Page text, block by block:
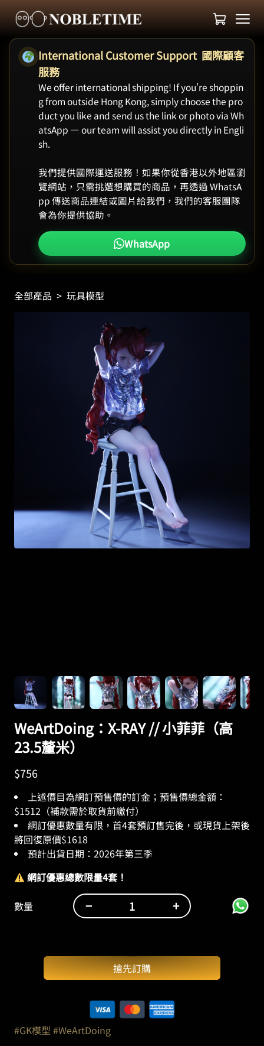
International Customer Support 國際顧客
服務
We offer international shipping! If you're shoppin
g from outside Hong Kong, simply choose the pro
duct you like and send us the link or photo via Wh
atsApp — our team will assist you directly in Engli
sh.
我們提供國際運送服務！如果你從香港以外地區瀏
覽網站，只需挑選想購買的商品，再透過 WhatsA
pp 傳送商品連結或圖片給我們，我們的客服團隊
會為你提供協助。
WhatsApp
全部產品 > 玩具模型
WeArtDoing：X-RAY // 小菲菲（高
23.5釐米）
$756
上述價目為網訂預售價的訂金；預售價總金額：
$1512（補款需於取貨前繳付）
網訂優惠數量有限，首4套預訂售完後，或現貨上架後
將回復原價$1618
預計出貨日期： 2026年第三季
網訂優惠總數限量4套！
WeArtDoing：
23.5
數量 − +
搶先訂購
#GK模型 #WeArtDoing